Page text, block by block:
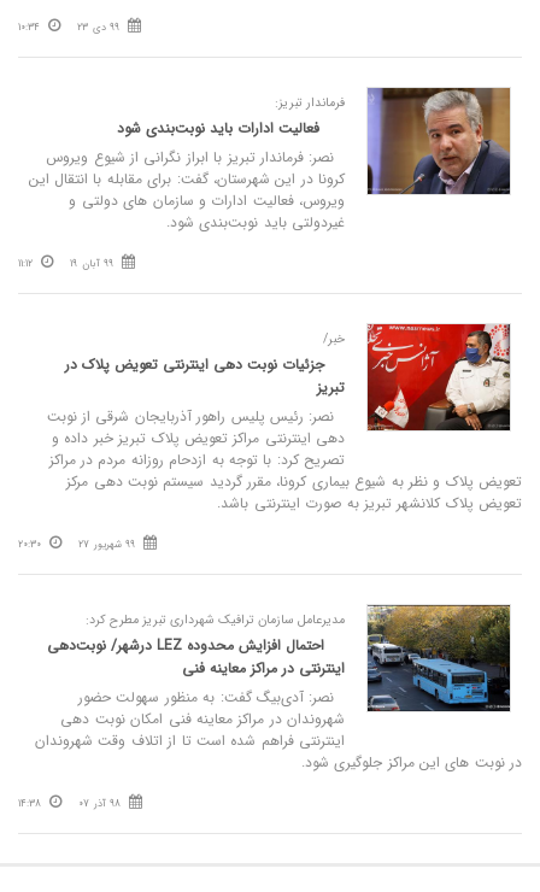
99 دی 23 10:34
فرماندار تبریز:
فعالیت ادارات باید نوبت‌بندی شود
نصر: فرماندار تبریز با ابراز نگرانی از شیوع ویروس
کرونا در این شهرستان، گفت: برای مقابله با انتقال این
ویروس، فعالیت ادارات و سازمان های دولتی و
غیردولتی باید نوبت‌بندی شود.
99 آبان 19 11:12
خبر/
جزئیات نوبت دهی اینترنتی تعویض پلاک در
تبریز
نصر: رئیس پلیس راهور آذربایجان شرقی از نوبت
دهی اینترنتی مراکز تعویض پلاک تبریز خبر داده و
تصریح کرد: با توجه به ازدحام روزانه مردم در مراکز
تعویض پلاک و نظر به شیوع بیماری کرونا، مقرر گردید سیستم نوبت دهی مرکز
تعویض پلاک کلانشهر تبریز به صورت اینترنتی باشد.
99 شهریور 27 20:30
مدیرعامل سازمان ترافیک شهرداری تبریز مطرح کرد:
احتمال افزایش محدوده LEZ درشهر/ نوبت‌دهی
اینترنتی در مراکز معاینه فنی
نصر: آدی‌بیگ گفت: به منظور سهولت حضور
شهروندان در مراکز معاینه فنی امکان نوبت دهی
اینترنتی فراهم شده است تا از اتلاف وقت شهروندان
در نوبت های این مراکز جلوگیری شود.
98 آذر 07 14:38